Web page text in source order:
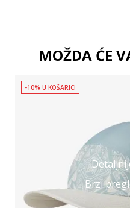
MOŽDA ĆE
Brzi
-10% U KOŠARICI